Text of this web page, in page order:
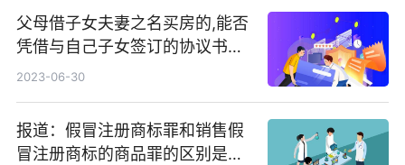
父母借子女夫妻之名买房的,能否
凭借与自己子女签订的协议书确
认存在借名买房关系?|焦点短讯
2023-06-30
报道：假冒注册商标罪和销售假
冒注册商标的商品罪的区别是什